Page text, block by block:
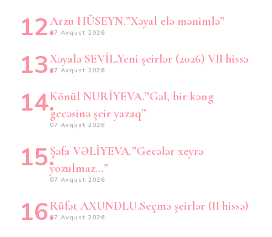
Arzu HÜSEYN.”Xəyal elə mənimlə”
07 Avqust 2026
Xəyalə SEVİL.Yeni şeirlər (2026) VII hissə
07 Avqust 2026
Könül NURİYEVA.”Gəl, bir kəng
gecəsinə şeir yazaq”
07 Avqust 2026
Şəfa VƏLİYEVA.”Gecələr xeyrə
yozulmaz…”
07 Avqust 2026
Rüfət AXUNDLU.Seçmə şeirlər (II hissə)
07 Avqust 2026